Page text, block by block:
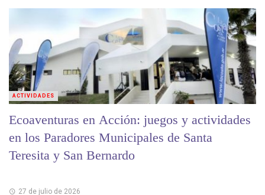
Ecoaventuras en Acción: juegos y actividades
en los Paradores Municipales de Santa
Teresita y San Bernardo
27 de julio de 2026
ACTIVIDADES